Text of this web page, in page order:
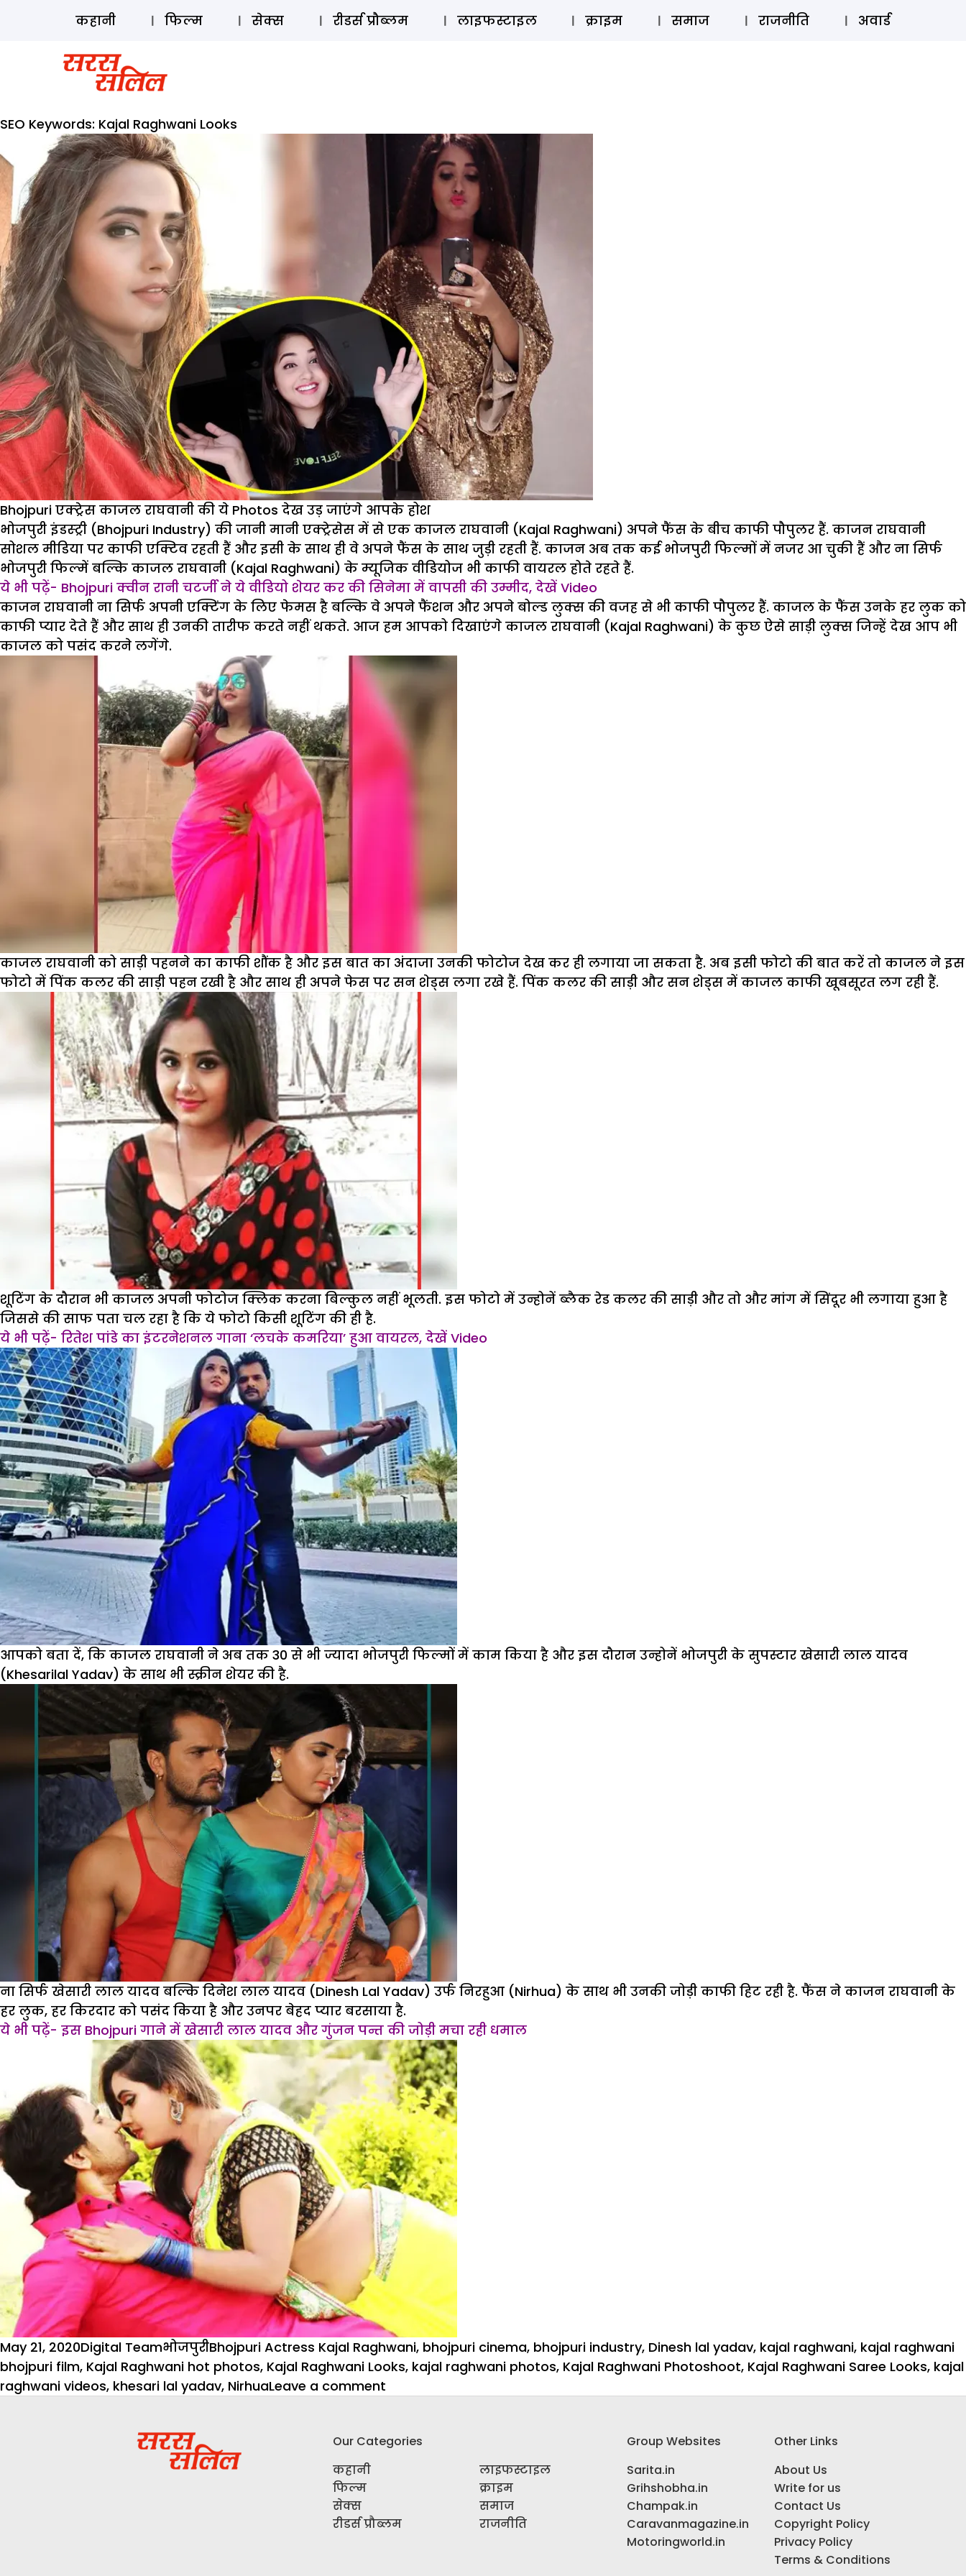
ऑडियो स्टोरी लॉग इन ⚲ SUBSCRIBE
कहानी फिल्म सेक्स रीडर्स प्रौब्लम लाइफस्टाइल क्राइम समाज राजनीति अवार्ड
SEO Keywords: Kajal Raghwani Looks
Bhojpuri एक्ट्रेस काजल राघवानी की ये Photos देख उड़ जाएंगे आपके होश
भोजपुरी इंडस्ट्री (Bhojpuri Industry) की जानी मानी एक्ट्रेसेस में से एक काजल राघवानी (Kajal Raghwani) अपने फैंस के बीच काफी पौपुलर हैं. काजन राघवानी
सोशल मीडिया पर काफी एक्टिव रहती हैं और इसी के साथ ही वे अपने फैंस के साथ जुड़ी रहती हैं. काजन अब तक कई भोजपुरी फिल्मों में नजर आ चुकी हैं और ना सिर्फ
भोजपुरी फिल्में बल्कि काजल राघवानी (Kajal Raghwani) के म्यूजिक वीडियोज भी काफी वायरल होते रहते हैं.
ये भी पढ़ें- Bhojpuri क्वीन रानी चटर्जी ने ये वीडियो शेयर कर की सिनेमा में वापसी की उम्मीद, देखें Video
काजन राघवानी ना सिर्फ अपनी एक्टिंग के लिए फेमस है बल्कि वे अपने फैंशन और अपने बोल्ड लुक्स की वजह से भी काफी पौपुलर हैं. काजल के फैंस उनके हर लुक को
काफी प्यार देते हैं और साथ ही उनकी तारीफ करते नहीं थकते. आज हम आपको दिखाएंगे काजल राघवानी (Kajal Raghwani) के कुछ ऐसे साड़ी लुक्स जिन्हें देख आप भी
काजल को पसंद करने लगेंगे.
काजल राघवानी को साड़ी पहनने का काफी शौंक है और इस बात का अंदाजा उनकी फोटोज देख कर ही लगाया जा सकता है. अब इसी फोटो की बात करें तो काजल ने इस
फोटो में पिंक कलर की साड़ी पहन रखी है और साथ ही अपने फेस पर सन शेड्स लगा रखे हैं. पिंक कलर की साड़ी और सन शेड्स में काजल काफी खूबसूरत लग रही हैं.
शूटिंग के दौरान भी काजल अपनी फोटोज क्लिक करना बिल्कुल नहीं भूलती. इस फोटो में उन्होनें ब्लैक रेड कलर की साड़ी और तो और मांग में सिंदूर भी लगाया हुआ है
जिससे की साफ पता चल रहा है कि ये फोटो किसी शूटिंग की ही है.
ये भी पढ़ें- रितेश पांडे का इंटरनेशनल गाना ‘लचके कमरिया’ हुआ वायरल, देखें Video
आपको बता दें, कि काजल राघवानी ने अब तक 30 से भी ज्यादा भोजपुरी फिल्मों में काम किया है और इस दौरान उन्होनें भोजपुरी के सुपस्टार खेसारी लाल यादव
(Khesarilal Yadav) के साथ भी स्क्रीन शेयर की है.
ना सिर्फ खेसारी लाल यादव बल्कि दिनेश लाल यादव (Dinesh Lal Yadav) उर्फ निरहुआ (Nirhua) के साथ भी उनकी जोड़ी काफी हिट रही है. फैंस ने काजन राघवानी के
हर लुक, हर किरदार को पसंद किया है और उनपर बेहद प्यार बरसाया है.
ये भी पढ़ें- इस Bhojpuri गाने में खेसारी लाल यादव और गुंजन पन्त की जोड़ी मचा रही धमाल
Posted
on
May 21, 2020Author
Digital TeamCategories
भोजपुरीTags
Bhojpuri Actress Kajal Raghwani, bhojpuri cinema, bhojpuri industry, Dinesh lal yadav, kajal raghwani, kajal raghwani
bhojpuri film, Kajal Raghwani hot photos, Kajal Raghwani Looks, kajal raghwani photos, Kajal Raghwani Photoshoot, Kajal Raghwani Saree Looks, kajal
raghwani videos, khesari lal yadav, NirhuaLeave a comment
काजल
Photos
Our Categories
कहानी
फिल्म
सेक्स
रीडर्स प्रौब्लम
लाइफस्टाइल
क्राइम
समाज
राजनीति
Group Websites
Sarita.in
Grihshobha.in
Champak.in
Caravanmagazine.in
Motoringworld.in
Other Links
About Us
Write for us
Contact Us
Copyright Policy
Privacy Policy
Terms & Conditions